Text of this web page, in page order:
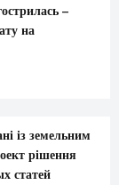
–
на
із земельним
рішення
статей